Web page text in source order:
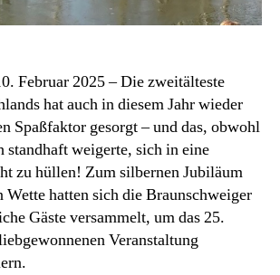
Februar 2025 – Die zweitälteste
hat auch in diesem Jahr wieder
Spaßfaktor gesorgt – und das, obwohl
standhaft weigerte, sich in eine
zu hüllen! Zum silbernen Jubiläum
hatten sich die Braunschweiger
Gäste versammelt, um das 25.
Veranstaltung